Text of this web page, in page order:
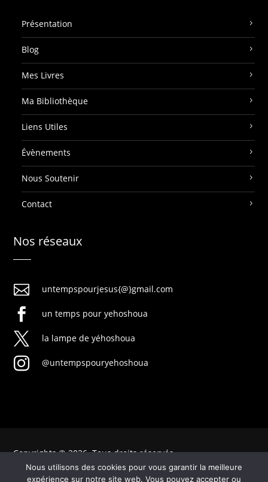
Présentation
Blog
Mes Livres
Ma Bibliothèque
Liens Utiles
Évènements
Nous Soutenir
Contact
Nos réseaux
 untempspourjesus{@}gmail.com
 un temps pour yehoshoua
 la lampe de yéhoshoua
 @untempspouryehoshoua
Copyrights © 2026. Tous droits réservés
Nous utilisons des cookies pour vous garantir la meilleure
expérience sur notre site web. Vous pouvez accepter ou